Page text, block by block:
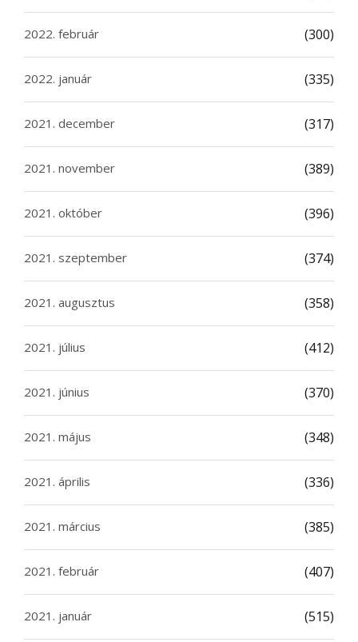
2022. február (300)
2022. január (335)
2021. december (317)
2021. november (389)
2021. október (396)
2021. szeptember (374)
2021. augusztus (358)
2021. július (412)
2021. június (370)
2021. május (348)
2021. április (336)
2021. március (385)
2021. február (407)
2021. január (515)